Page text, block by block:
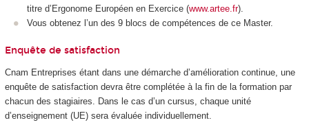
titre d’Ergonome Européen en Exercice (www.artee.fr).
Vous obtenez l’un des 9 blocs de compétences de ce Master.
Enquête de satisfaction
Cnam Entreprises étant dans une démarche d’amélioration continue, une
enquête de satisfaction devra être complétée à la fin de la formation par
chacun des stagiaires. Dans le cas d’un cursus, chaque unité
d’enseignement (UE) sera évaluée individuellement.